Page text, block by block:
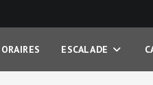
ESCALADE